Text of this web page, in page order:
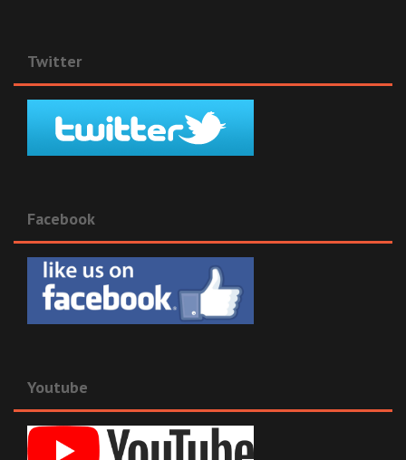
Twitter
Facebook
Youtube